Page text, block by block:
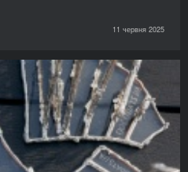
11 червня 2025